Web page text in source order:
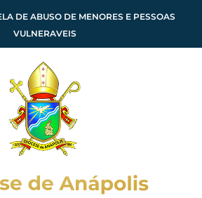
DE ABUSO DE MENORES E PESSOAS
VULNERAVEIS